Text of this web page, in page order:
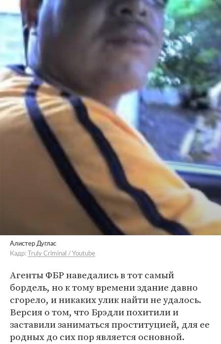
Алистер Дуглас
Кадр:
Truly Criminal / Youtube
Агенты ФБР наведались в тот самый
бордель, но к тому времени здание давно
сгорело, и никаких улик найти не удалось.
Версия о том, что Брэдли похитили и
заставили заниматься проституцией, для ее
родных до сих пор является основной.